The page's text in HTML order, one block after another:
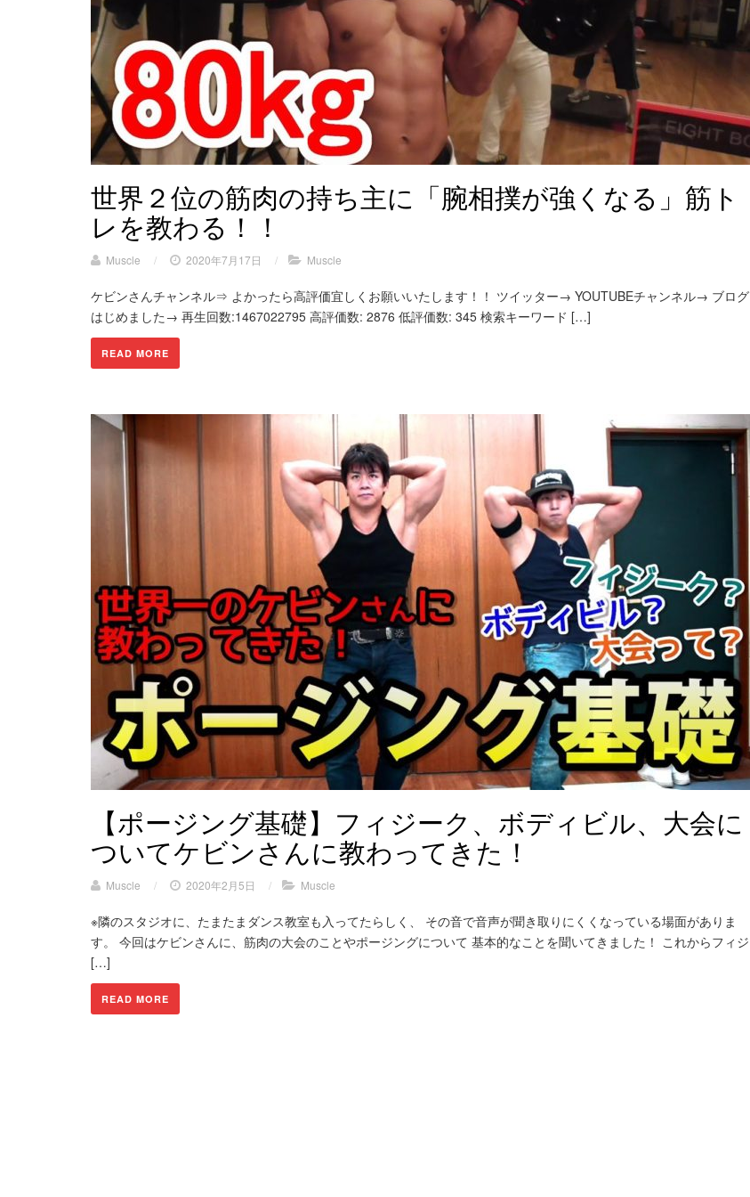
世界２位の筋肉の持ち主に「腕相撲が強くなる」筋ト
レを教わる！！
Muscle / 2020年7月17日 / Muscle
ケビンさんチャンネル⇒ よかったら高評価宜しくお願いいたします！！ ツイッター→ YOUTUBEチャンネル→ ブログ
はじめました→ 再生回数:1467022795 高評価数: 2876 低評価数: 345 検索キーワード […]
READ MORE
【ポージング基礎】フィジーク、ボディビル、大会に
ついてケビンさんに教わってきた！
Muscle / 2020年2月5日 / Muscle
※隣のスタジオに、たまたまダンス教室も入ってたらしく、 その音で音声が聞き取りにくくなっている場面がありま
す。 今回はケビンさんに、筋肉の大会のことやポージングについて 基本的なことを聞​​いてきました！ これからフィジ
[…]
READ MORE